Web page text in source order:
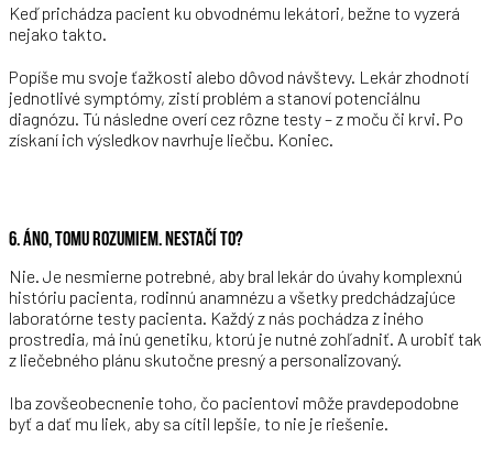
Keď prichádza pacient ku obvodnému lekátori, bežne to vyzerá
nejako takto.
Popíše mu svoje ťažkosti alebo dôvod návštevy. Lekár zhodnotí
jednotlivé symptómy, zistí problém a stanoví potenciálnu
diagnózu. Tú následne overí cez rôzne testy – z moču či krvi. Po
získaní ich výsledkov navrhuje liečbu. Koniec.
6. ÁNO, TOMU ROZUMIEM. NESTAČÍ TO?
Nie. Je nesmierne potrebné, aby bral lekár do úvahy komplexnú
históriu pacienta, rodinnú anamnézu a všetky predchádzajúce
laboratórne testy pacienta. Každý z nás pochádza z iného
prostredia, má inú genetiku, ktorú je nutné zohľadniť. A urobiť tak
z liečebného plánu skutočne presný a personalizovaný.
Iba zovšeobecnenie toho, čo pacientovi môže pravdepodobne
byť a dať mu liek, aby sa cítil lepšie, to nie je riešenie.